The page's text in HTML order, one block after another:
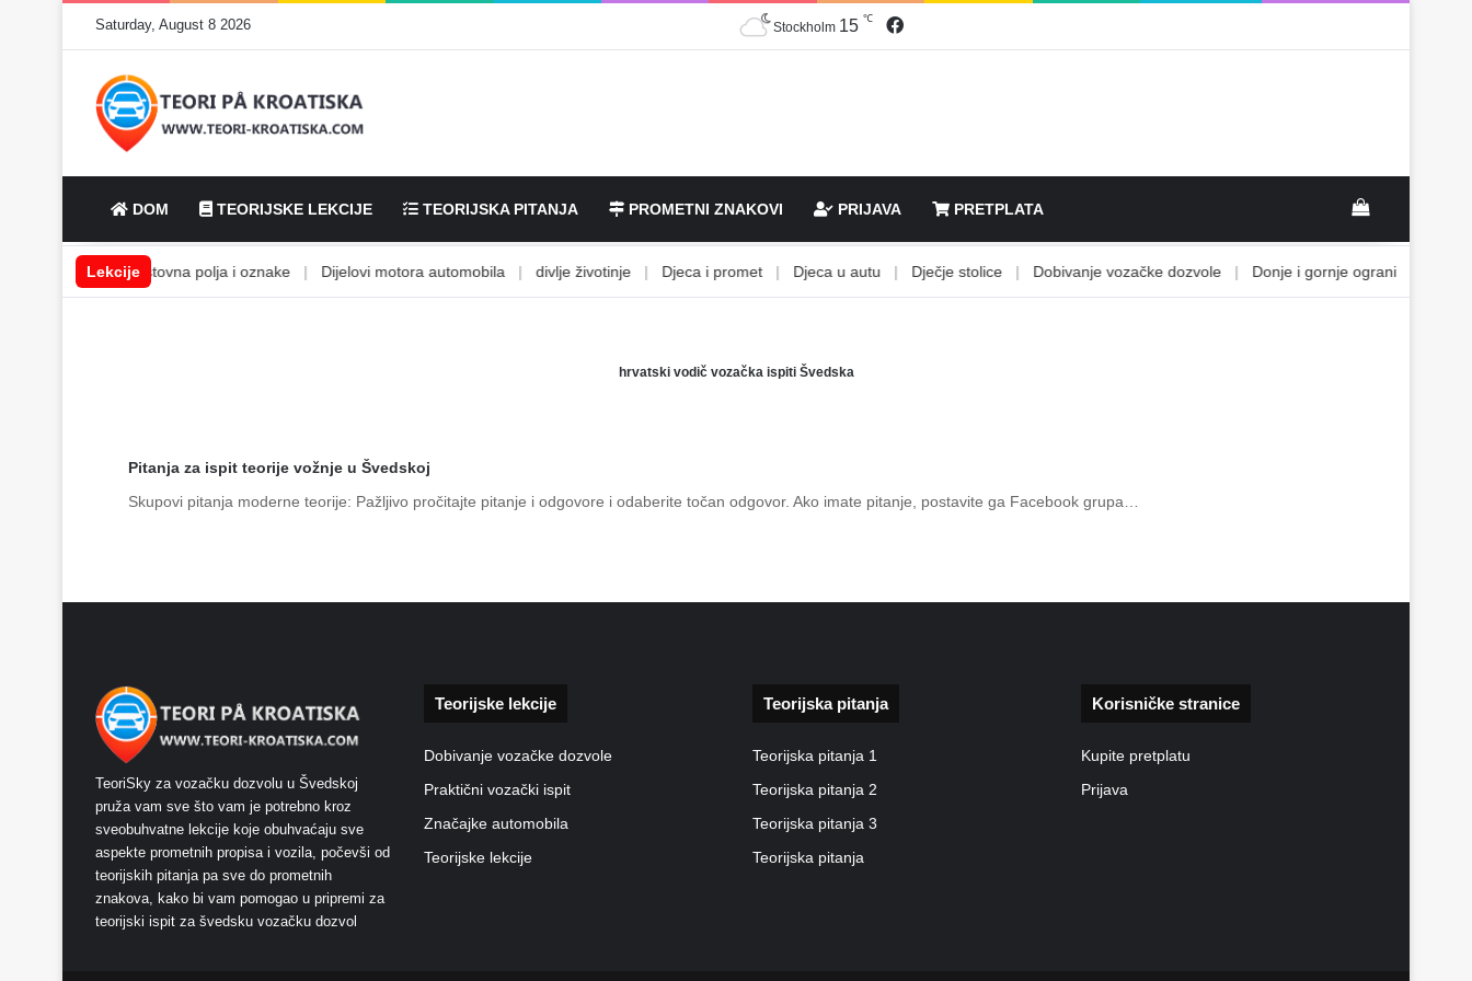
Saturday, August 8 2026 Stockholm 15 ℃ Facebook
DOM TEORIJSKE LEKCIJE TEORIJSKA PITANJA PROMETNI ZNAKOVI PRIJAVA PRETPLATA View your
Lekcije
Cestovna polja i oznake | Dijelovi motora automobila | divlje životinje | Djeca i promet | Djeca u autu | Dječje stolice | Dobivanje vozačke dozvole | Donje i gornje ograničenje
hrvatski vodič vozačka ispiti Švedska
Pitanja za ispit teorije vožnje u Švedskoj
Skupovi pitanja moderne teorije: Pažljivo pročitajte pitanje i odgovore i odaberite točan odgovor. Ako imate pitanje, postavite ga Facebook grupa…
TeoriSky za vozačku dozvolu u Švedskoj
pruža vam sve što vam je potrebno kroz
sveobuhvatne lekcije koje obuhvaćaju sve
aspekte prometnih propisa i vozila, počevši od
teorijskih pitanja pa sve do prometnih
znakova, kako bi vam pomogao u pripremi za
teorijski ispit za švedsku vozačku dozvol
Teorijske lekcije
Dobivanje vozačke dozvole
Praktični vozački ispit
Značajke automobila
Teorijske lekcije
Teorijska pitanja
Teorijska pitanja 1
Teorijska pitanja 2
Teorijska pitanja 3
Teorijska pitanja
Korisničke stranice
Kupite pretplatu
Prijava